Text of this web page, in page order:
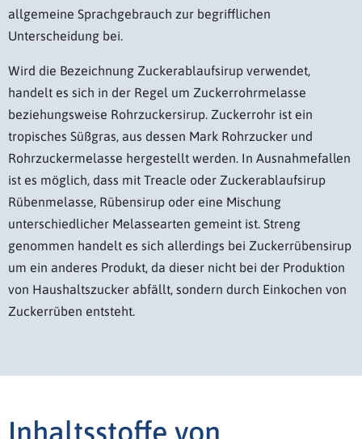
allgemeine Sprachgebrauch zur begrifflichen
Unterscheidung bei.
Wird die Bezeichnung Zuckerablaufsirup verwendet,
handelt es sich in der Regel um Zuckerrohrmelasse
beziehungsweise Rohrzuckersirup. Zuckerrohr ist ein
tropisches Süßgras, aus dessen Mark Rohrzucker und
Rohrzuckermelasse hergestellt werden. In Ausnahmefallen
ist es möglich, dass mit Treacle oder Zuckerablaufsirup
Rübenmelasse, Rübensirup oder eine Mischung
unterschiedlicher Melassearten gemeint ist. Streng
genommen handelt es sich allerdings bei Zuckerrübensirup
um ein anderes Produkt, da dieser nicht bei der Produktion
von Haushaltszucker abfällt, sondern durch Einkochen von
Zuckerrüben entsteht.
Inhaltsstoffe von